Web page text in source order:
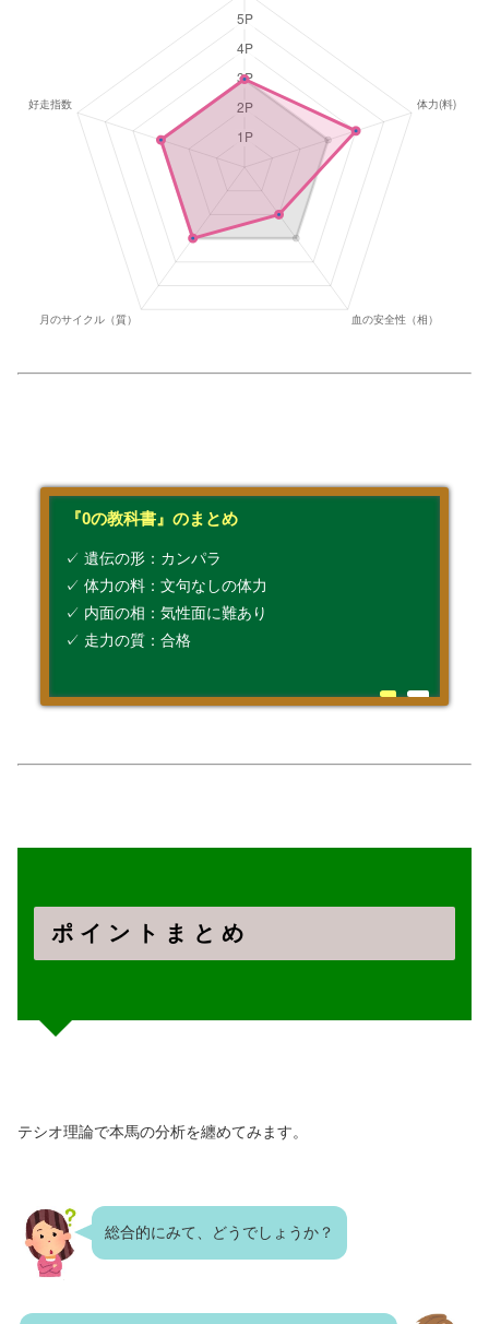
『0の教科書』のまとめ
✓ 遺伝の形：カンパラ
✓ 体力の料：文句なしの体力
✓ 内面の相：気性面に難あり
✓ 走力の質：合格
ポ イ ン ト ま と め
テシオ理論で本馬の分析を纏めてみます。
総合的にみて、どうでしょうか？